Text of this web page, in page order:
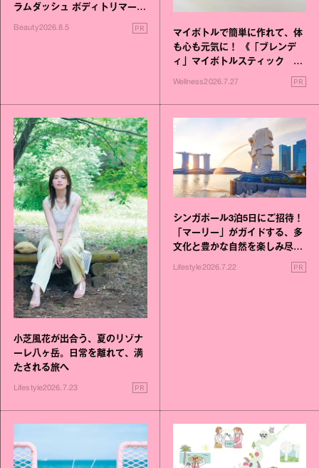
ラムダッシュ ボディトリマーが
Beauty2026.8.5 PR
マイボトルで簡単に作れて、体
も心も元気に！ 《「ブレンデ
ィ」マイボトルスティック い
いこと毎日》シリーズが誕生
Wellness2026.7.27 PR
小芝風花が出合う、夏のリゾナ
ーレ八ヶ岳。日常を離れて、満
たされる旅へ
Lifestyle2026.7.23 PR
シンガポール3泊5日にご招待！
「マーリー」がガイドする、多
文化と豊かな自然を楽しみ尽く
Lifestyle2026.7.22 PR